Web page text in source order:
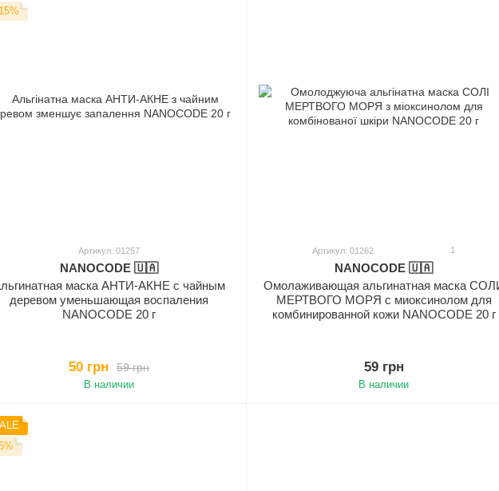
Артикул: 01257
NANOCODE 🇺🇦
маска АНТИ-АКНЕ с чайным
деревом уменьшающая воспаления
NANOCODE 20 г
59 грн
50 грн
В наличии
Артикул: 01262 1
NANOCODE 🇺🇦
Омолаживающая альгинатная маска
МЕРТВОГО МОРЯ с миоксинолом для
комбинированной кожи NANOCODE 20 г
59 грн
В наличии